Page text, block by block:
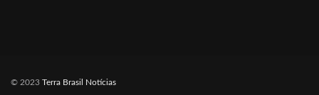
© 2023 Terra Brasil Notícias